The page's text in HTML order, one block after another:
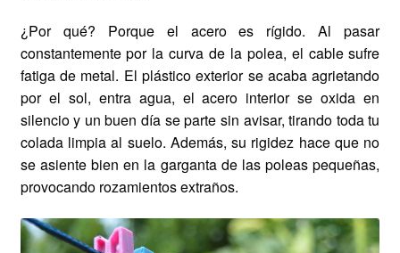
¿Por qué? Porque el acero es rígido. Al pasar
constantemente por la curva de la polea, el cable sufre
fatiga de metal. El plástico exterior se acaba agrietando
por el sol, entra agua, el acero interior se oxida en
silencio y un buen día se parte sin avisar, tirando toda tu
colada limpia al suelo. Además, su rigidez hace que no
se asiente bien en la garganta de las poleas pequeñas,
provocando rozamientos extraños.